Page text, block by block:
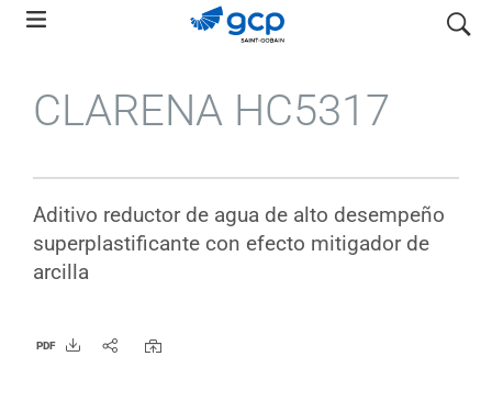
Skip
navigation
search
CLARENA HC5317
Aditivo reductor de agua de alto desempeño
superplastificante con efecto mitigador de
arcilla
PDF